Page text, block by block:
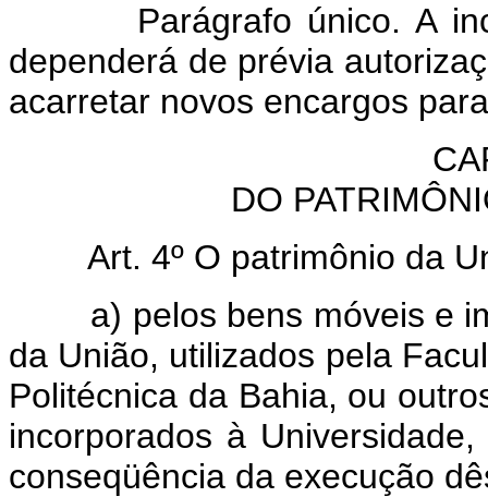
Parágrafo único. A
dependerá de prévia
acarretar novos encargos
DO
Art. 4º O patrimônio da
a) pelos bens móveis e
da União, utilizados pela
Politécnica da Bahia, ou
incorporados à
conseqüência da execução